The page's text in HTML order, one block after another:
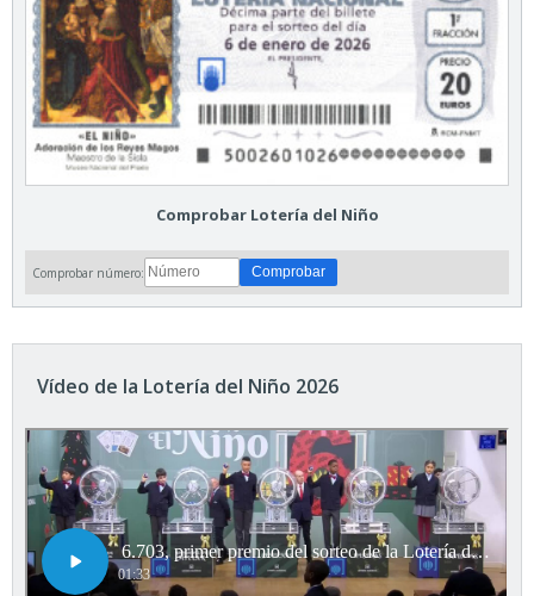
Comprobar Lotería del Niño
Comprobar número:
Vídeo de la Lotería del Niño 2026